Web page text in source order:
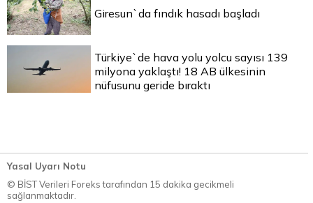
Giresun`da fındık hasadı başladı
Türkiye`de hava yolu yolcu sayısı 139
milyona yaklaştı! 18 AB ülkesinin
nüfusunu geride bıraktı
Yasal Uyarı Notu
© BİST Verileri Foreks tarafından 15 dakika gecikmeli
sağlanmaktadır.